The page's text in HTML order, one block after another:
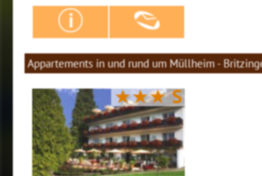
Appartements in und rund um Müllheim -
★★★S